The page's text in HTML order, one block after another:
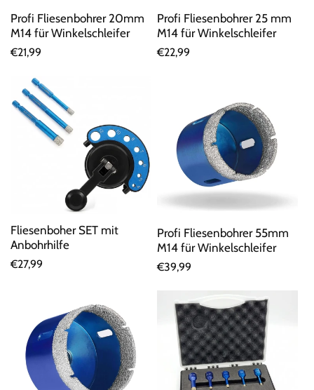
Profi Fliesenbohrer 20mm
M14 für Winkelschleifer
Normaler
€21,99
Profi Fliesenbohrer 25 mm
M14 für Winkelschleifer
Normaler
€22,99
Fliesenboher SET mit
Anbohrhilfe
Normaler
€27,99
Profi Fliesenbohrer 55mm
M14 für Winkelschleifer
Normaler
€39,99